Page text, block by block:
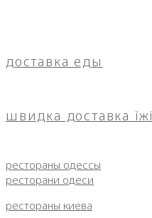
доставка еды
швидка доставка їжі
рестораны одессы
ресторани одеси
рестораны киева